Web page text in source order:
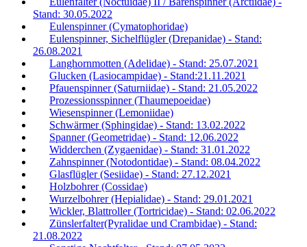
Stand: 30.05.2022
Eulenspinner (Cymatophoridae)
Eulenspinner, Sichelflügler (Drepanidae) - Stand:
26.08.2021
Langhornmotten (Adelidae) - Stand: 25.07.2021
Glucken (Lasiocampidae) - Stand:21.11.2021
Pfauenspinner (Saturniidae) - Stand: 21.05.2022
Prozessionsspinner (Thaumepoeidae)
Wiesenspinner (Lemoniidae)
Schwärmer (Sphingidae) - Stand: 13.02.2022
Spanner (Geometridae) - Stand: 12.06.2022
Widderchen (Zygaenidae) - Stand: 31.01.2022
Zahnspinner (Notodontidae) - Stand: 08.04.2022
Glasflügler (Sesiidae) - Stand: 27.12.2021
Holzbohrer (Cossidae)
Wurzelbohrer (Hepialidae) - Stand: 29.01.2021
Wickler, Blattroller (Tortricidae) - Stand: 02.06.2022
Zünslerfalter(Pyralidae und Crambidae) - Stand:
21.08.2022